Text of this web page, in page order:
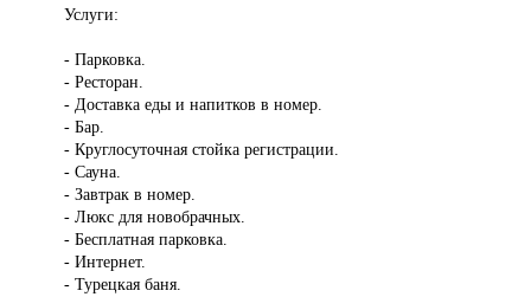
Услуги:
- Парковка.
- Ресторан.
- Доставка еды и напитков в номер.
- Бар.
- Круглосуточная стойка регистрации.
- Сауна.
- Завтрак в номер.
- Люкс для новобрачных.
- Бесплатная парковка.
- Интернет.
- Турецкая баня.